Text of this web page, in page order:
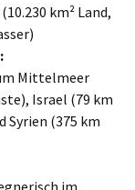
km² Land,
Mittelmeer
Israel (79 km
Syrien (375 km
im